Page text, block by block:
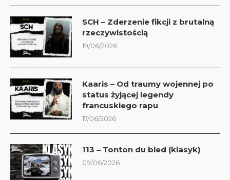
SCH – Zderzenie fikcji z brutalną
rzeczywistością
19/06/2026
Kaaris – Od traumy wojennej po
status żyjącej legendy
francuskiego rapu
17/06/2026
113 – Tonton du bled (klasyk)
09/06/2026